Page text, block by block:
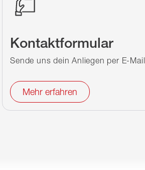
Kontaktformular
Sende uns dein Anliegen per E-Mail.
Mehr erfahren